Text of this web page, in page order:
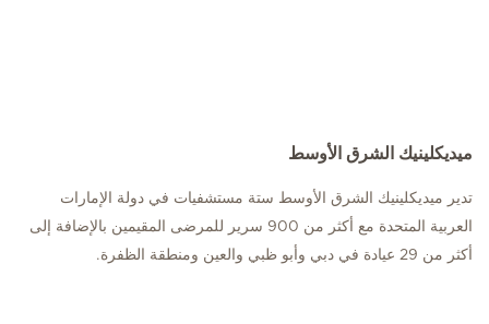
ميديكلينيك الشرق الأوسط
تدير ميديكلينيك الشرق الأوسط ستة مستشفيات في دولة الإمارات
العربية المتحدة مع أكثر من 900 سرير للمرضى المقيمين بالإضافة إلى
أكثر من 29 عيادة في دبي وأبو ظبي والعين ومنطقة الظفرة.